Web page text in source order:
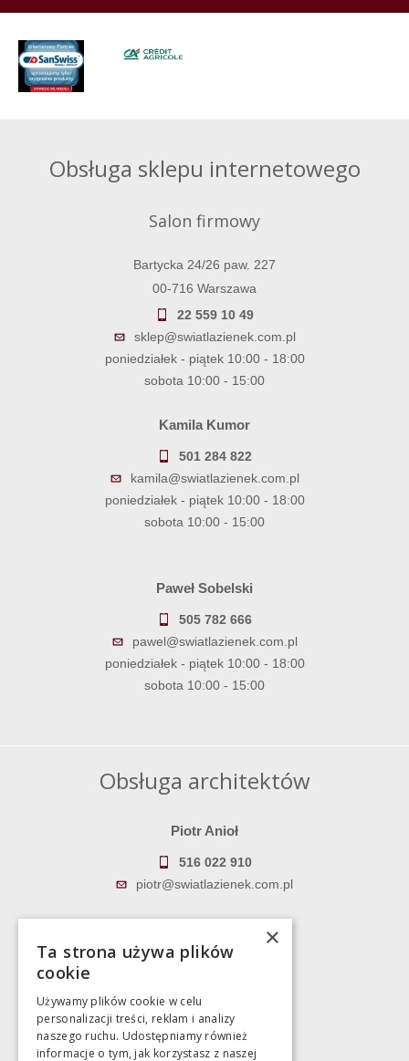
Obsługa sklepu internetowego
Salon firmowy
Bartycka 24/26 paw. 227
00-716 Warszawa
22 559 10 49
sklep@swiatlazienek.com.pl
poniedziałek - piątek 10:00 - 18:00
sobota 10:00 - 15:00
Kamila Kumor
501 284 822
kamila@swiatlazienek.com.pl
poniedziałek - piątek 10:00 - 18:00
sobota 10:00 - 15:00
Paweł Sobelski
505 782 666
pawel@swiatlazienek.com.pl
poniedziałek - piątek 10:00 - 18:00
sobota 10:00 - 15:00
Obsługa architektów
Piotr Anioł
516 022 910
piotr@swiatlazienek.com.pl
783 043 083
Magazyn
×
Ta strona używa plików
cookie
Używamy plików cookie w celu
personalizacji treści, reklam i analizy
naszego ruchu. Udostępniamy również
informacje o tym, jak korzystasz z naszej